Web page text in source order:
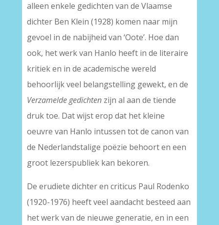
alleen enkele gedichten van de Vlaamse
dichter Ben Klein (1928) komen naar mijn
gevoel in de nabijheid van ‘Oote’. Hoe dan
ook, het werk van Hanlo heeft in de literaire
kritiek en in de academische wereld
behoorlijk veel belangstelling gewekt, en de
Verzamelde gedichtenzijn al aan de tiende
druk toe. Dat wijst erop dat het kleine
oeuvre van Hanlo intussen tot de canon van
de Nederlandstalige poëzie behoort en een
groot lezerspubliek kan bekoren.
De erudiete dichter en criticus Paul Rodenko
(1920-1976) heeft veel aandacht besteed aan
het werk van de nieuwe generatie, en in een